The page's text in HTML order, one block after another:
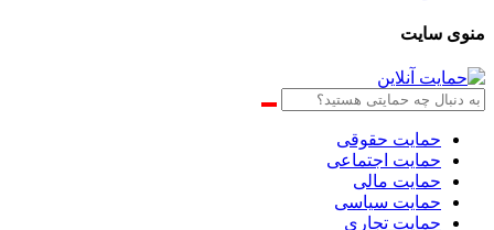
منوی سایت
حمایت حقوقی
حمایت اجتماعی
حمایت مالی
حمایت سیاسی
حمایت تجاری